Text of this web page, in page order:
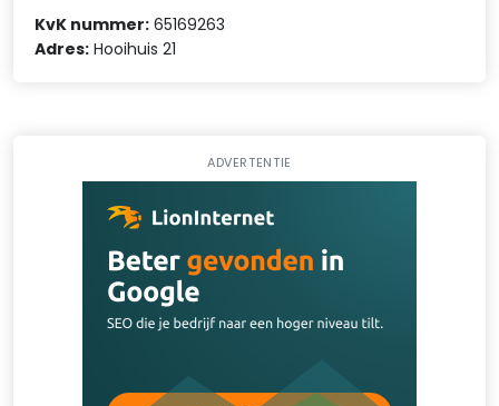
KvK nummer: 65169263
Adres: Hooihuis 21
ADVERTENTIE